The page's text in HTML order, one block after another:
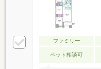
ファミリー
ペット相談可